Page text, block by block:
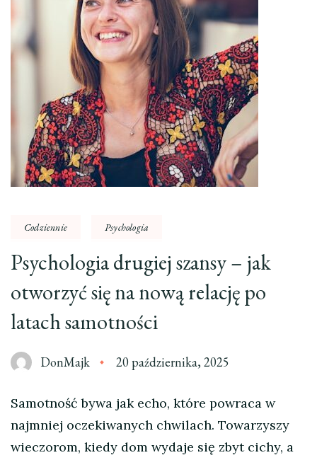
Codziennie Psychologia
Psychologia drugiej szansy – jak
otworzyć się na nową relację po
latach samotności
DonMajk 20 października, 2025
Samotność bywa jak echo, które powraca w
najmniej oczekiwanych chwilach. Towarzyszy
wieczorom, kiedy dom wydaje się zbyt cichy, a